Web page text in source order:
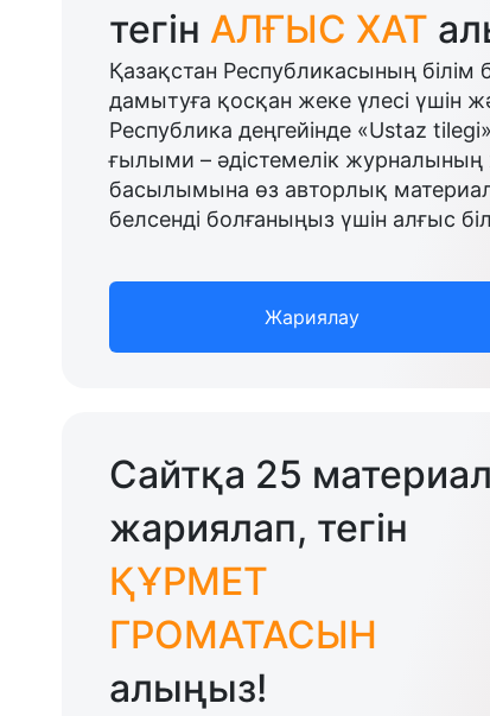
тегін АЛҒЫС ХАТ
Қазақстан Республикасының білім
дамытуға қосқан жеке үлесі үшін
Республика деңгейінде «Ustaz
ғылыми – әдістемелік журналының
басылымына өз авторлық
белсенді болғаныңыз үшін алғыс
Жариялау
Сайтқа 25 материал
жариялап, тегін
ҚҰРМЕТ
ГРОМАТАСЫН
алыңыз!